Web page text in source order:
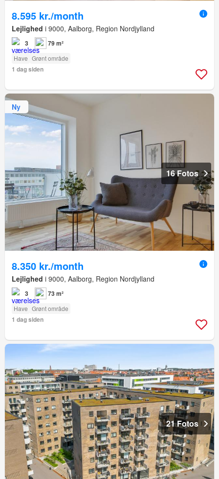
8.595 kr./month
Lejlighed i 9000, Aalborg, Region Nordjylland
3 79 m²
Have Grønt område
1 dag siden
Ny
16 Fotos
8.350 kr./month
Lejlighed i 9000, Aalborg, Region Nordjylland
3 73 m²
Have Grønt område
1 dag siden
21 Fotos